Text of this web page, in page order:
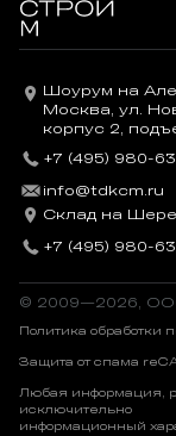
Шоурум на
Москва, ул.
корпус 2,
+7 (495) 980-
info@tdkcm.ru
Склад на
+7 (495) 980-
© 2009—2026,
Политика обработки
Защита от спама
Любая информация,
исключительно
информационный